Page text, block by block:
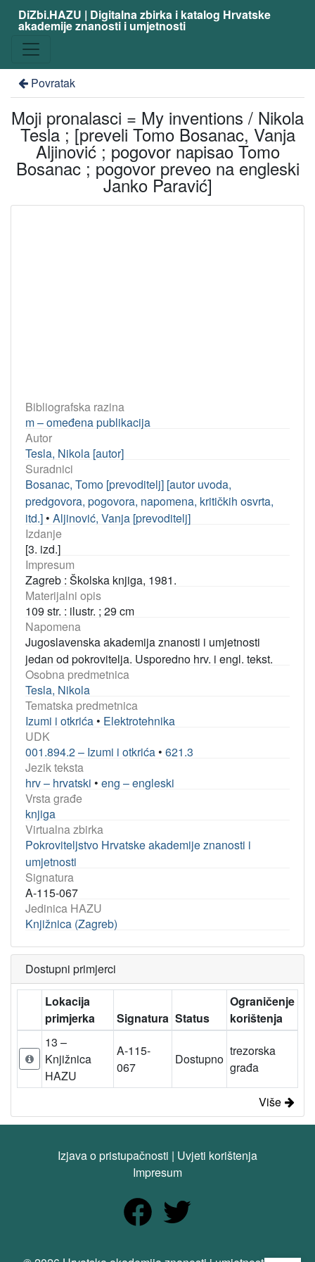
DiZbi.HAZU | Digitalna zbirka i katalog Hrvatske
akademije znanosti i umjetnosti
Povratak
Moji pronalasci = My inventions / Nikola
Tesla ; [preveli Tomo Bosanac, Vanja
Aljinović ; pogovor napisao Tomo
Bosanac ; pogovor preveo na engleski
Janko Paravić]
Bibliografska razina
m – omeđena publikacija
Autor
Tesla, Nikola [autor]
Suradnici
Bosanac, Tomo [prevoditelj] [autor uvoda,
predgovora, pogovora, napomena, kritičkih osvrta,
itd.] • Aljinović, Vanja [prevoditelj]
Izdanje
[3. izd.]
Impresum
Zagreb : Školska knjiga, 1981.
Materijalni opis
109 str. : ilustr. ; 29 cm
Napomena
Jugoslavenska akademija znanosti i umjetnosti
jedan od pokrovitelja. Usporedno hrv. i engl. tekst.
Osobna predmetnica
Tesla, Nikola
Tematska predmetnica
Izumi i otkrića • Elektrotehnika
UDK
001.894.2 – Izumi i otkrića • 621.3
Jezik teksta
hrv – hrvatski • eng – engleski
Vrsta građe
knjiga
Virtualna zbirka
Pokroviteljstvo Hrvatske akademije znanosti i
umjetnosti
Signatura
A-115-067
Jedinica HAZU
Knjižnica (Zagreb)
Dostupni primjerci
Lokacija
primjerka
Signatura Status
Ograničenje
korištenja
13 –
Knjižnica
HAZU
A-115-
067
Dostupno
trezorska
građa
Više
Izjava o pristupačnosti | Uvjeti korištenja
Impresum